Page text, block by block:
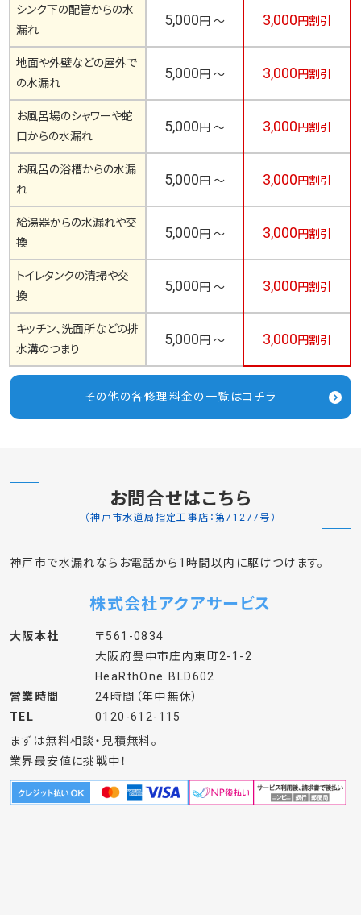
シンク下の配管からの水
漏れ
5,000円 ～ 3,000円割引
地面や外壁などの屋外で
の水漏れ
5,000円 ～ 3,000円割引
お風呂場のシャワーや蛇
口からの水漏れ
5,000円 ～ 3,000円割引
お風呂の浴槽からの水漏
れ
5,000円 ～ 3,000円割引
給湯器からの水漏れや交
換
5,000円 ～ 3,000円割引
トイレタンクの清掃や交
換
5,000円 ～ 3,000円割引
キッチン、洗面所などの排
水溝のつまり
5,000円 ～ 3,000円割引
その他の各修理料金の一覧はコチラ
お問合せはこちら
（神戸市水道局指定工事店：第71277号）
神戸市で水漏れならお電話から1時間以内に駆けつけます。
株式会社アクアサービス
大阪本社
〒561-0834
大阪府豊中市庄内東町2-1-2
HeaRthOne BLD602
営業時間
24時間（年中無休）
TEL
0120-612-115
まずは無料相談・見積無料。
業界最安値に挑戦中！